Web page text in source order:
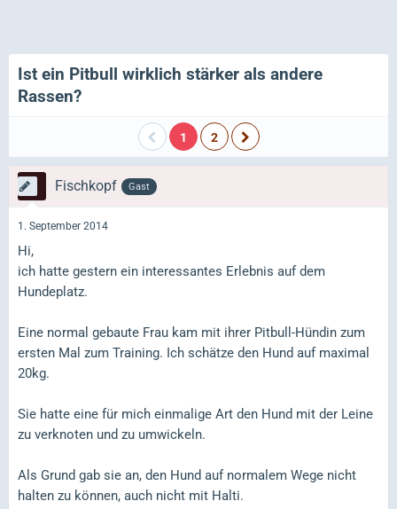
Ist ein Pitbull wirklich stärker als andere
Rassen?
1 2
Fischkopf Gast
1. September 2014
Hi,
ich hatte gestern ein interessantes Erlebnis auf dem
Hundeplatz.
Eine normal gebaute Frau kam mit ihrer Pitbull-Hündin zum
ersten Mal zum Training. Ich schätze den Hund auf maximal
20kg.
Sie hatte eine für mich einmalige Art den Hund mit der Leine
zu verknoten und zu umwickeln.
Als Grund gab sie an, den Hund auf normalem Wege nicht
halten zu können, auch nicht mit Halti.